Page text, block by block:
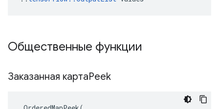
Общественные функции
Заказанная картаPeek